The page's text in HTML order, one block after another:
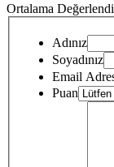
Ortalama
Adınız
Soyadınız
Email
Puan